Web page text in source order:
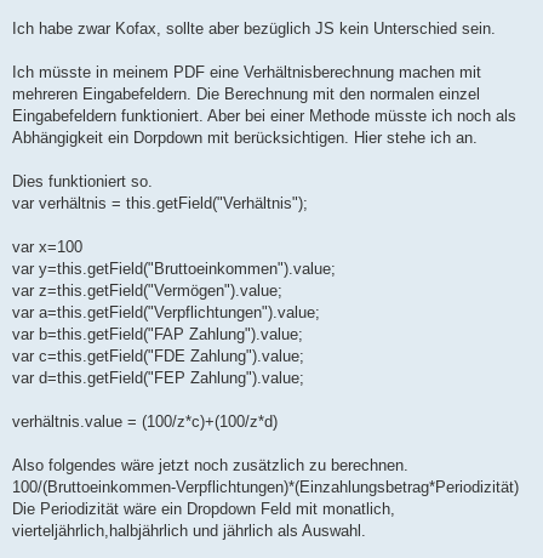
a
Ich habe zwar Kofax, sollte aber bezüglich JS kein Unterschied sein.
Ich müsste in meinem PDF eine Verhältnisberechnung machen mit
mehreren Eingabefeldern. Die Berechnung mit den normalen einzel
Eingabefeldern funktioniert. Aber bei einer Methode müsste ich noch als
Abhängigkeit ein Dorpdown mit berücksichtigen. Hier stehe ich an.
Dies funktioniert so.
var verhältnis = this.getField("Verhältnis");
var x=100
var y=this.getField("Bruttoeinkommen").value;
var z=this.getField("Vermögen").value;
var a=this.getField("Verpflichtungen").value;
var b=this.getField("FAP Zahlung").value;
var c=this.getField("FDE Zahlung").value;
var d=this.getField("FEP Zahlung").value;
verhältnis.value = (100/z*c)+(100/z*d)
Also folgendes wäre jetzt noch zusätzlich zu berechnen.
100/(Bruttoeinkommen-Verpflichtungen)*(Einzahlungsbetrag*Periodizität)
Die Periodizität wäre ein Dropdown Feld mit monatlich,
vierteljährlich,halbjährlich und jährlich als Auswahl.